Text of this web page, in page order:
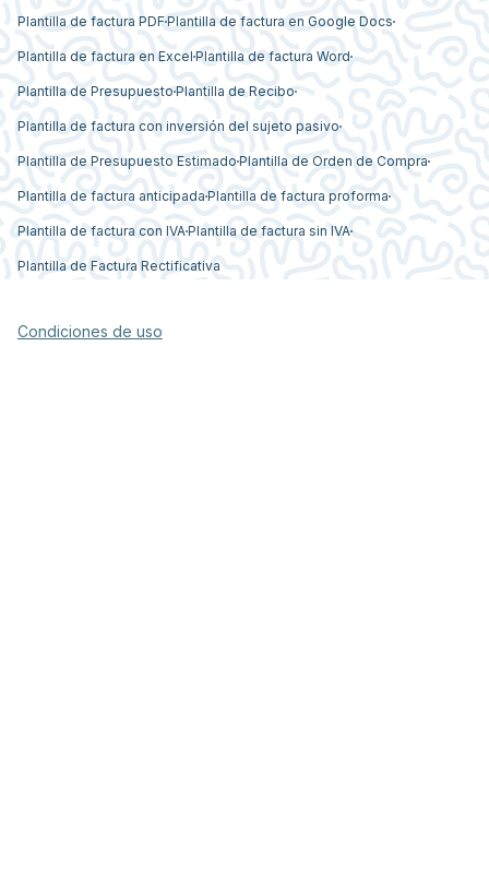
Plantilla de factura PDFPlantilla de factura en Google Docs
Plantilla de factura en Excel Plantilla de factura Word
Plantilla de Presupuesto Plantilla de Recibo
Plantilla de factura con inversión del sujeto pasivo
Plantilla de Presupuesto Estimado Plantilla de Orden de Compra
Plantilla de factura anticipada Plantilla de factura proforma
Plantilla de factura con IVA Plantilla de factura sin IVA
Plantilla de Factura Rectificativa
Condiciones de uso